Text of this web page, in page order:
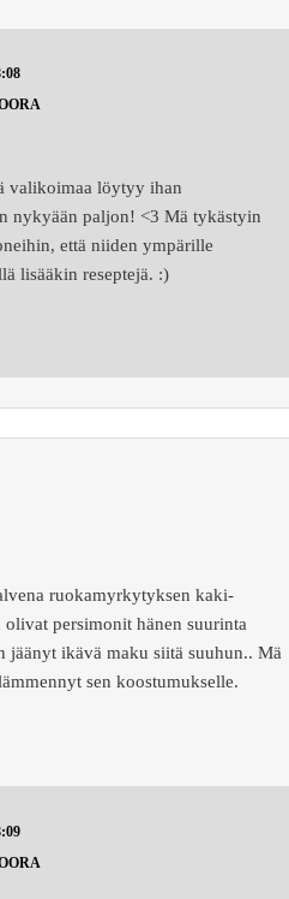
valikoimaa löytyy ihan
nykyään paljon! <3 Mä tykästyin
että niiden ympärille
lisääkin reseptejä. :)
ruokamyrkytyksen kaki-
olivat persimonit hänen suurinta
jäänyt ikävä maku siitä suuhun.. Mä
sen koostumukselle.